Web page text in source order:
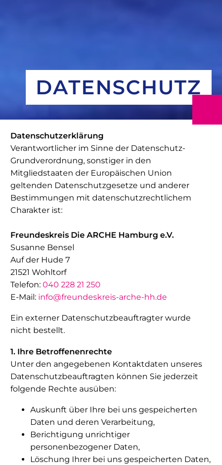
DATENSCHUTZ
Datenschutzerklärung
Verantwortlicher im Sinne der Datenschutz-
Grundverordnung, sonstiger in den
Mitgliedstaaten der Europäischen Union
geltenden Datenschutzgesetze und anderer
Bestimmungen mit datenschutzrechtlichem
Charakter ist:
Freundeskreis Die ARCHE Hamburg e.V.
Susanne Bensel
Auf der Hude 7
21521 Wohltorf
Telefon: 040 228 21 250
E-Mail: info@freundeskreis-arche-hh.de
Ein externer Datenschutzbeauftragter wurde
nicht bestellt.
1. Ihre Betroffenenrechte
Unter den angegebenen Kontaktdaten unseres
Datenschutzbeauftragten können Sie jederzeit
folgende Rechte ausüben:
Auskunft über Ihre bei uns gespeicherten
Daten und deren Verarbeitung,
Berichtigung unrichtiger
personenbezogener Daten,
Löschung Ihrer bei uns gespeicherten Daten,